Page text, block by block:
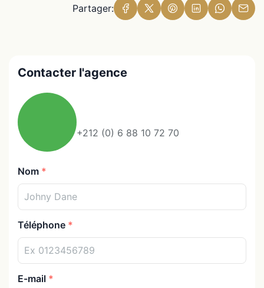
Partager:
Contacter l'agence
+212 (0) 6 88 10 72 70
Nom
Téléphone
E-mail